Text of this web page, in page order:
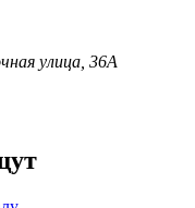
улица, 36А